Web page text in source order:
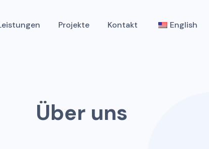
Projekte Kontakt English
Über uns